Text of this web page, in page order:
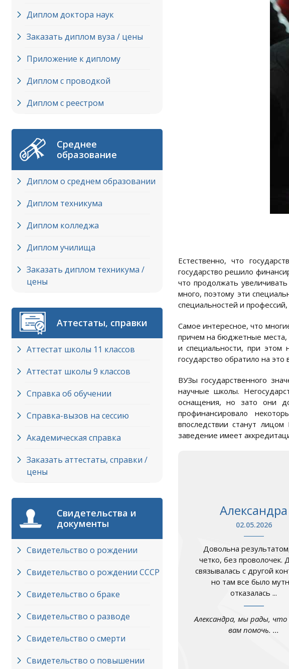
Диплом доктора наук
Заказать диплом вуза / цены
Приложение к диплому
Диплом с проводкой
Диплом с реестром
Среднее
образование
Диплом о среднем образовании
Диплом техникума
Диплом колледжа
Диплом училища
Заказать диплом техникума /
цены
Аттестаты, справки
Аттестат школы 11 классов
Аттестат школы 9 классов
Справка об обучении
Справка-вызов на сессию
Академическая справка
Заказать аттестаты, справки /
цены
Свидетельства и
документы
Свидетельство о рождении
Свидетельство о рождении СССР
Свидетельство о браке
Свидетельство о разводе
Свидетельство о смерти
Свидетельство о повышении
Естественно, что
государство решило
что продолжать
много, поэтому эти
специальностей и
Самое интересное, что
причем на бюджетные места,
и специальности, при этом
государство обратило на
ВУЗы государственного
научные школы.
оснащения, но зато они
профинансировало
впоследствии станут
заведение имеет
Александра
02.05.2026
Довольна
четко, без проволочек.
связывалась с другой
но там все было
отказалась ...
Александра, мы рады, что
вам помочь. ...